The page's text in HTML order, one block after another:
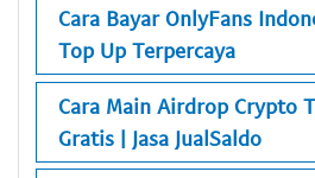
Cara Bayar OnlyFans
Top Up Terpercaya
Cara Main Airdrop Crypto
Gratis | Jasa JualSaldo